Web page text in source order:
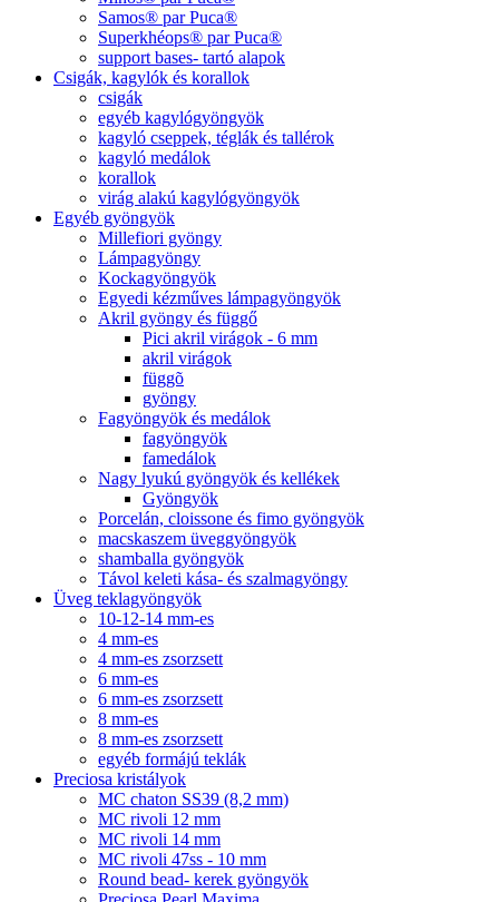
Samos® par Puca®
Superkhéops® par Puca®
support bases- tartó alapok
Csigák, kagylók és korallok
csigák
egyéb kagylógyöngyök
kagyló cseppek, téglák és tallérok
kagyló medálok
korallok
virág alakú kagylógyöngyök
Egyéb gyöngyök
Millefiori gyöngy
Lámpagyöngy
Kockagyöngyök
Egyedi kézműves lámpagyöngyök
Akril gyöngy és függő
Pici akril virágok - 6 mm
akril virágok
függõ
gyöngy
Fagyöngyök és medálok
fagyöngyök
famedálok
Nagy lyukú gyöngyök és kellékek
Gyöngyök
Porcelán, cloissone és fimo gyöngyök
macskaszem üveggyöngyök
shamballa gyöngyök
Távol keleti kása- és szalmagyöngy
Üveg teklagyöngyök
10-12-14 mm-es
4 mm-es
4 mm-es zsorzsett
6 mm-es
6 mm-es zsorzsett
8 mm-es
8 mm-es zsorzsett
egyéb formájú teklák
Preciosa kristályok
MC chaton SS39 (8,2 mm)
MC rivoli 12 mm
MC rivoli 14 mm
MC rivoli 47ss - 10 mm
Round bead- kerek gyöngyök